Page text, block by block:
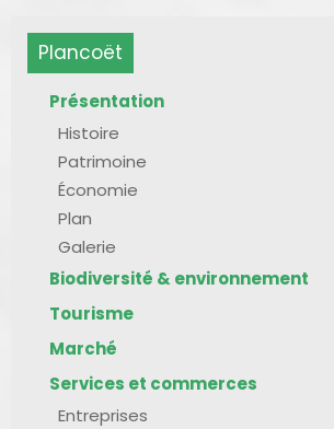
Plancoët
Présentation
Histoire
Patrimoine
Économie
Plan
Galerie
Biodiversité & environnement
Tourisme
Marché
Services et commerces
Entreprises